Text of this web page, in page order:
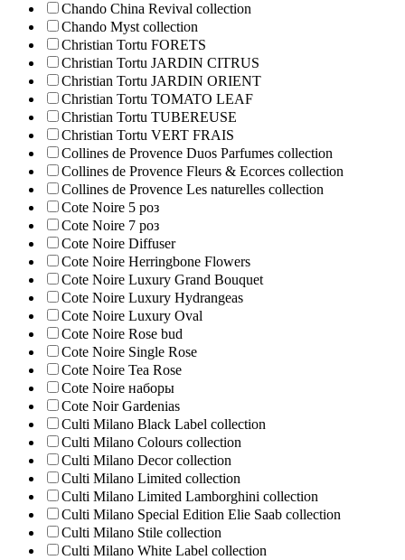
Chando China Revival collection
Chando Myst collection
Christian Tortu FORETS
Christian Tortu JARDIN CITRUS
Christian Tortu JARDIN ORIENT
Christian Tortu TOMATO LEAF
Christian Tortu TUBEREUSE
Christian Tortu VERT FRAIS
Collines de Provence Duos Parfumes collection
Collines de Provence Fleurs & Ecorces collection
Collines de Provence Les naturelles collection
Cote Noire 5 роз
Cote Noire 7 роз
Cote Noire Diffuser
Cote Noire Herringbone Flowers
Cote Noire Luxury Grand Bouquet
Cote Noire Luxury Hydrangeas
Cote Noire Luxury Oval
Cote Noire Rose bud
Cote Noire Single Rose
Cote Noire Tea Rose
Cote Noire наборы
Cote Noir Gardenias
Culti Milano Black Label collection
Culti Milano Colours collection
Culti Milano Decor collection
Culti Milano Limited collection
Culti Milano Limited Lamborghini collection
Culti Milano Special Edition Elie Saab collection
Culti Milano Stile collection
Culti Milano White Label collection